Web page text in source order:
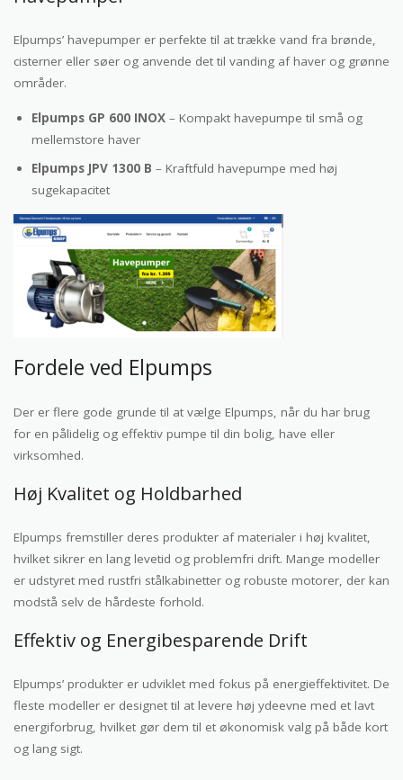
Elpumps’ havepumper er perfekte til at trække vand fra brønde,
cisterner eller søer og anvende det til vanding af haver og grønne
områder.
Elpumps GP 600 INOX – Kompakt havepumpe til små og
mellemstore haver
Elpumps JPV 1300 B – Kraftfuld havepumpe med høj
sugekapacitet
Fordele ved Elpumps
Der er flere gode grunde til at vælge Elpumps, når du har brug
for en pålidelig og effektiv pumpe til din bolig, have eller
virksomhed.
Høj Kvalitet og Holdbarhed
Elpumps fremstiller deres produkter af materialer i høj kvalitet,
hvilket sikrer en lang levetid og problemfri drift. Mange modeller
er udstyret med rustfri stålkabinetter og robuste motorer, der kan
modstå selv de hårdeste forhold.
Effektiv og Energibesparende Drift
Elpumps’ produkter er udviklet med fokus på energieffektivitet. De
fleste modeller er designet til at levere høj ydeevne med et lavt
energiforbrug, hvilket gør dem til et økonomisk valg på både kort
og lang sigt.